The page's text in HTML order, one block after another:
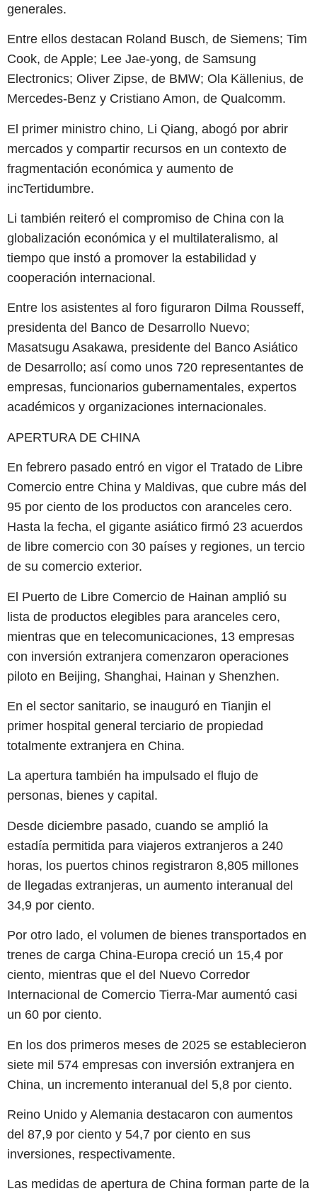
generales.
Entre ellos destacan Roland Busch, de Siemens; Tim
Cook, de Apple; Lee Jae-yong, de Samsung
Electronics; Oliver Zipse, de BMW; Ola Källenius, de
Mercedes-Benz y Cristiano Amon, de Qualcomm.
El primer ministro chino, Li Qiang, abogó por abrir
mercados y compartir recursos en un contexto de
fragmentación económica y aumento de
incTertidumbre.
Li también reiteró el compromiso de China con la
globalización económica y el multilateralismo, al
tiempo que instó a promover la estabilidad y
cooperación internacional.
Entre los asistentes al foro figuraron Dilma Rousseff,
presidenta del Banco de Desarrollo Nuevo;
Masatsugu Asakawa, presidente del Banco Asiático
de Desarrollo; así como unos 720 representantes de
empresas, funcionarios gubernamentales, expertos
académicos y organizaciones internacionales.
APERTURA DE CHINA
En febrero pasado entró en vigor el Tratado de Libre
Comercio entre China y Maldivas, que cubre más del
95 por ciento de los productos con aranceles cero.
Hasta la fecha, el gigante asiático firmó 23 acuerdos
de libre comercio con 30 países y regiones, un tercio
de su comercio exterior.
El Puerto de Libre Comercio de Hainan amplió su
lista de productos elegibles para aranceles cero,
mientras que en telecomunicaciones, 13 empresas
con inversión extranjera comenzaron operaciones
piloto en Beijing, Shanghai, Hainan y Shenzhen.
En el sector sanitario, se inauguró en Tianjin el
primer hospital general terciario de propiedad
totalmente extranjera en China.
La apertura también ha impulsado el flujo de
personas, bienes y capital.
Desde diciembre pasado, cuando se amplió la
estadía permitida para viajeros extranjeros a 240
horas, los puertos chinos registraron 8,805 millones
de llegadas extranjeras, un aumento interanual del
34,9 por ciento.
Por otro lado, el volumen de bienes transportados en
trenes de carga China-Europa creció un 15,4 por
ciento, mientras que el del Nuevo Corredor
Internacional de Comercio Tierra-Mar aumentó casi
un 60 por ciento.
En los dos primeros meses de 2025 se establecieron
siete mil 574 empresas con inversión extranjera en
China, un incremento interanual del 5,8 por ciento.
Reino Unido y Alemania destacaron con aumentos
del 87,9 por ciento y 54,7 por ciento en sus
inversiones, respectivamente.
Las medidas de apertura de China forman parte de la